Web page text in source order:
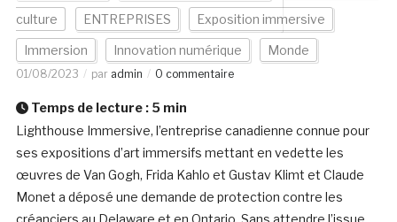
culture ENTREPRISES Exposition immersive
Immersion Innovation numérique Monde
01/08/2023 par admin 0 commentaire
Temps de lecture : 5 min
Lighthouse Immersive, l’entreprise canadienne connue pour
ses expositions d’art immersifs mettant en vedette les
œuvres de Van Gogh, Frida Kahlo et Gustav Klimt et Claude
Monet a déposé une demande de protection contre les